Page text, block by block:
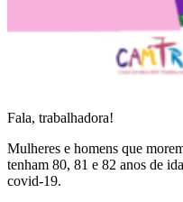
Fala, trabalhadora!
Mulheres e homens que
tenham 80, 81 e 82 anos de
covid-19.